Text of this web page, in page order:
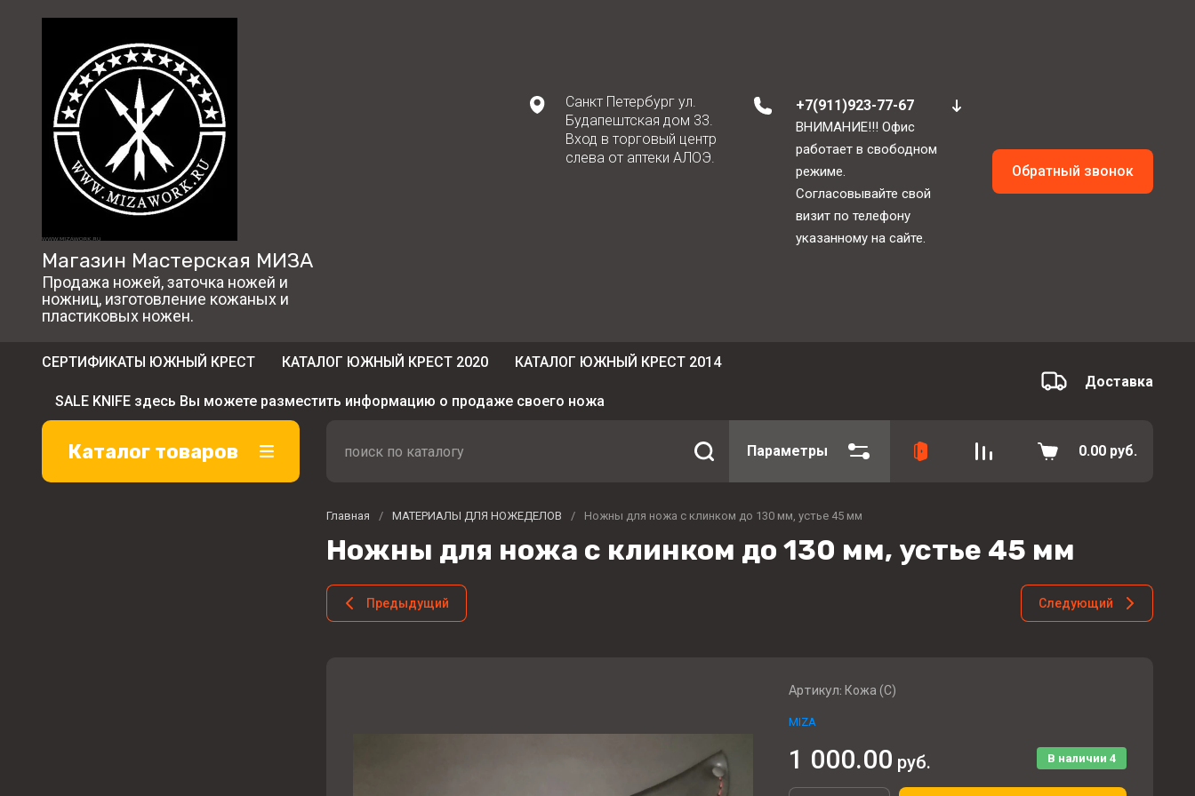
Магазин Мастерская МИЗА
Продажа ножей, заточка ножей и
ножниц, изготовление кожаных и
пластиковых ножен.
Санкт Петербург ул.
Будапештская дом 33.
Вход в торговый центр
слева от аптеки АЛОЭ.
+7(911)923-77-67
ВНИМАНИЕ!!! Офис
работает в свободном
режиме.
Согласовывайте свой
визит по телефону
указанному на сайте.
Обратный звонок
СЕРТИФИКАТЫ ЮЖНЫЙ КРЕСТ КАТАЛОГ ЮЖНЫЙ КРЕСТ 2020 КАТАЛОГ ЮЖНЫЙ КРЕСТ 2014
SALE KNIFE здесь Вы можете разместить информацию о продаже своего ножа
Доставка
Каталог товаров Параметры 0.00 руб.
Главная / МАТЕРИАЛЫ ДЛЯ НОЖЕДЕЛОВ / Ножны для ножа с клинком до 130 мм, устье 45 мм
Ножны для ножа с клинком до 130 мм, устье 45 мм
Предыдущий Следующий
Артикул: Кожа (С)
MIZA
В наличии 4
1 000.00 руб.